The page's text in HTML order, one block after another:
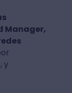
Manager,
y